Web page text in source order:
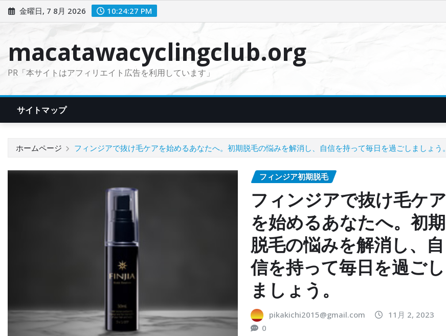
ン
金曜日, 7 8月 2026 10:24:28 PM
macatawacyclingclub.org
PR「本サイトはアフィリエイト広告を利用しています」
サイトマップ
ホームページ フィンジアで抜け毛ケアを始めるあなたへ。初期脱毛の悩みを解消し、自信を持って毎日を過ごしましょう。
フィンジア初期脱毛
フィンジアで抜け毛ケア
を始めるあなたへ。初期
脱毛の悩みを解消し、自
信を持って毎日を過ごし
ましょう。
pikakichi2015@gmail.com
11月 2, 2023
0